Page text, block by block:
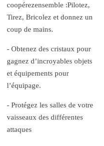
coopérezensemble :Pilotez,
Tirez, Bricolez et donnez un
coup de mains.
- Obtenez des cristaux pour
gagnez d’incroyables objets
et équipements pour
l’équipage.
- Protégez les salles de votre
vaisseaux des différentes
attaques